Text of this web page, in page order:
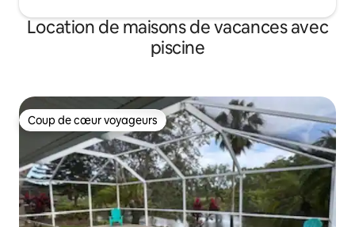
Location de maisons de vacances avec
piscine
Coup de cœur voyageurs
Coup de cœur voyageurs